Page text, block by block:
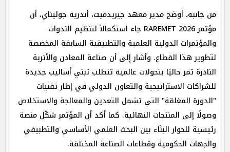
من جانبه، أوضح مدير معهد جيريدميت، أندريه جوليناي، أن
مؤتمر RAREMET 2026 جاء استكمالاً لتنظيم الندوات
والمؤتمرات الدولية العلمية والتطبيقية السابقة المخصصة
لتطوير هذا القطاع. وأشار إلى أن صناعة المعادن والأتربة
النادرة تمر حاليًا بتحولات عالمية تتطلب تبني أساليب جديدة
للشراكات الاستراتيجية والتعاون الدولي في إطار تقنيات
"الدورة المغلقة" التي تشمل التعدين والمعالجة والاستخلاص
وصولًا إلى المنتجات النهائية. كما أكد أن المؤتمر شكّل منصة
رئيسية للحوار البنّاء بين البحث العلمي الأساسي والتطبيقي
والجهات الحكومية وقطاعات الصناعة المختلفة.